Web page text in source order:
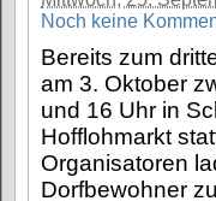
Noch keine
Bereits zum
am 3. Oktober
und 16 Uhr in
Hofflohmarkt
Organisatoren
Dorfbewohner